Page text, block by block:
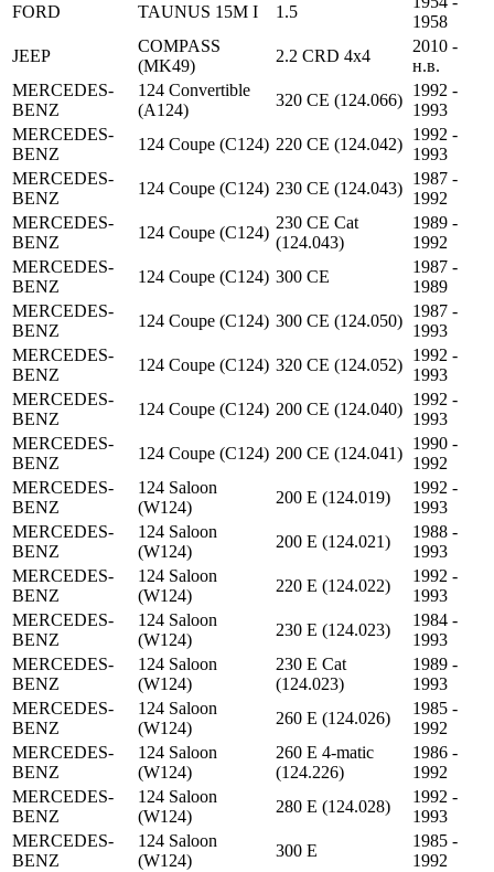
FORD
TAUNUS 15M I 1.5
1958
JEEP
COMPASS
(MK49)
2.2 CRD 4x4
2010 -
н.в.
MERCEDES-
BENZ
124 Convertible
(A124)
320 CE (124.066)
1992 -
1993
MERCEDES-
BENZ
124 Coupe (C124) 220 CE (124.042)
1992 -
1993
MERCEDES-
BENZ
124 Coupe (C124) 230 CE (124.043)
1987 -
1992
MERCEDES-
BENZ
124 Coupe (C124)
230 CE Cat
(124.043)
1989 -
1992
MERCEDES-
BENZ
124 Coupe (C124) 300 CE
1987 -
1989
MERCEDES-
BENZ
124 Coupe (C124) 300 CE (124.050)
1987 -
1993
MERCEDES-
BENZ
124 Coupe (C124) 320 CE (124.052)
1992 -
1993
MERCEDES-
BENZ
124 Coupe (C124) 200 CE (124.040)
1992 -
1993
MERCEDES-
BENZ
124 Coupe (C124) 200 CE (124.041)
1990 -
1992
MERCEDES-
BENZ
124 Saloon
(W124)
200 E (124.019)
1992 -
1993
MERCEDES-
BENZ
124 Saloon
(W124)
200 E (124.021)
1988 -
1993
MERCEDES-
BENZ
124 Saloon
(W124)
220 E (124.022)
1992 -
1993
MERCEDES-
BENZ
124 Saloon
(W124)
230 E (124.023)
1984 -
1993
MERCEDES-
BENZ
124 Saloon
(W124)
230 E Cat
(124.023)
1989 -
1993
MERCEDES-
BENZ
124 Saloon
(W124)
260 E (124.026)
1985 -
1992
MERCEDES-
BENZ
124 Saloon
(W124)
260 E 4-matic
(124.226)
1986 -
1992
MERCEDES-
BENZ
124 Saloon
(W124)
280 E (124.028)
1992 -
1993
MERCEDES-
BENZ
124 Saloon
(W124)
300 E
1985 -
1992